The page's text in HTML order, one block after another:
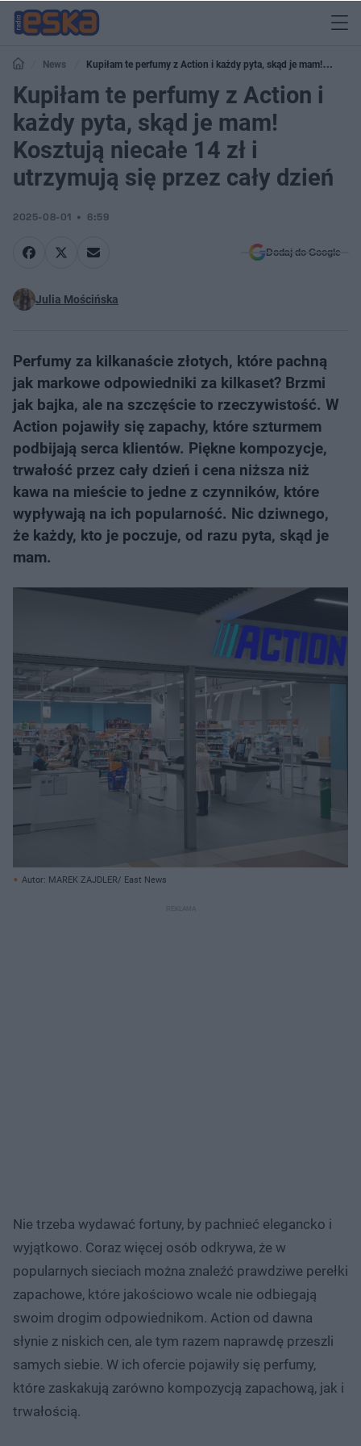
News
Kupiłam te perfumy z Action i każdy pyta, skąd je mam!
Kosztują niecałe 14 zł i utrzymują się przez cały dzień
Kupiłam te perfumy z Action i
każdy pyta, skąd je mam!
Kosztują niecałe 14 zł i
utrzymują się przez cały dzień
2025-08-01 6:59
Dodaj do Google
Julia Mościńska
Perfumy za kilkanaście złotych, które pachną
jak markowe odpowiedniki za kilkaset? Brzmi
jak bajka, ale na szczęście to rzeczywistość. W
Action pojawiły się zapachy, które szturmem
podbijają serca klientów. Piękne kompozycje,
trwałość przez cały dzień i cena niższa niż
kawa na mieście to jedne z czynników, które
wypływają na ich popularność. Nic dziwnego,
że każdy, kto je poczuje, od razu pyta, skąd je
mam.
Autor: MAREK ZAJDLER/ East News
Nie trzeba wydawać fortuny, by pachnieć elegancko i
wyjątkowo. Coraz więcej osób odkrywa, że w
popularnych sieciach można znaleźć prawdziwe perełki
zapachowe, które jakościowo wcale nie odbiegają
swoim drogim odpowiednikom. Action od dawna
słynie z niskich cen, ale tym razem naprawdę przeszli
samych siebie. W ich ofercie pojawiły się perfumy,
które zaskakują zarówno kompozycją zapachową, jak i
trwałością.